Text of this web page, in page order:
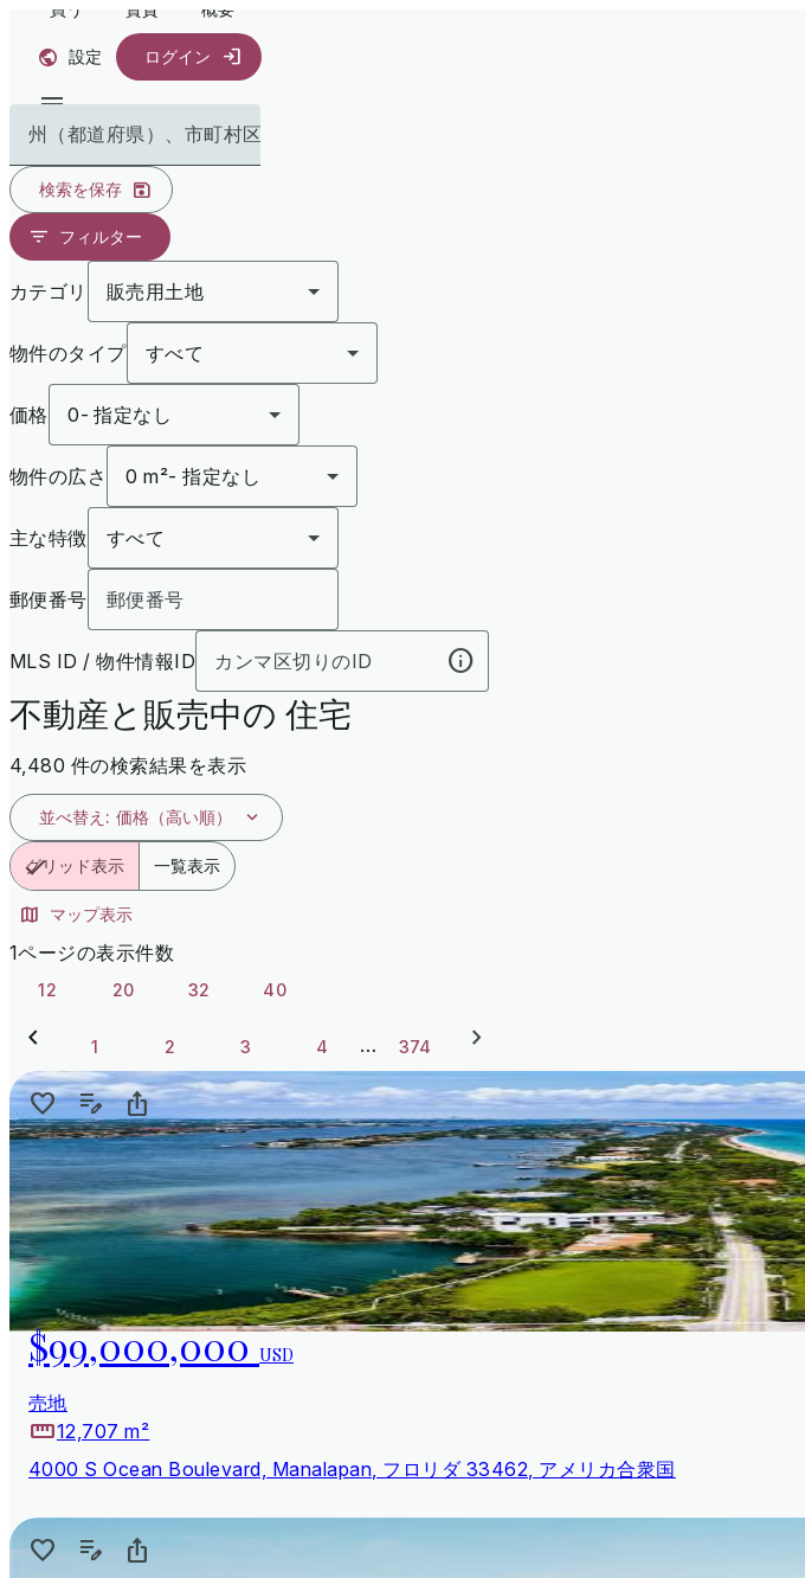
買う 賃貸 概要
設定 ログイン
州（都道府県）、市町村区で検索
検索を保存
フィルター
カテゴリ 販売用土地
物件のタイプ すべて
価格 0- 指定なし
物件の広さ 0 m²- 指定なし
主な特徴 すべて
郵便番号
MLS ID / 物件情報ID
不動産と販売中の 住宅
4,480 件の検索結果を表示
並べ替え : 価格（高い順）
グリッド表示 一覧表示
マップ表示
1ページの表示件数
12 20 32 40
1 2 3 4 … 374
$99,000,000USD
売地
12,707 m²
4000 S Ocean Boulevard, Manalapan, フロリダ 33462, アメリカ合衆国